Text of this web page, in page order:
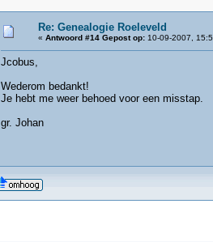
Re: Genealogie Roeleveld
« Antwoord #14 Gepost op:10-09-2007,
Jcobus,
Wederom bedankt!
Je hebt me weer behoed voor een misstap.
gr. Johan